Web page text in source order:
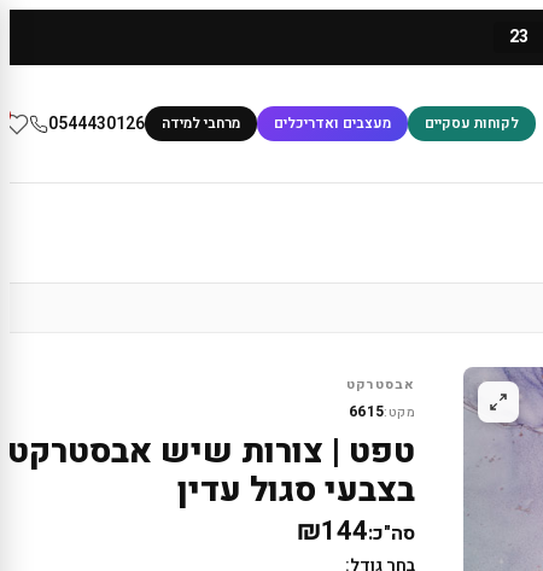
23
לקוחות עסקיים מעצבים ואדריכלים מרחבי למידה 0544430126
אבסטרקט
מקט:6615
טפט | צורות שיש
בצבעי סגול עדין
סה"כ:₪144
בחר גודל: